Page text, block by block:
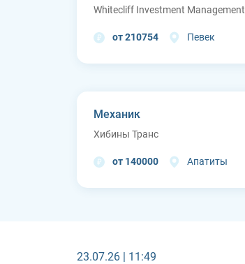
Whitecliff Investment Management
от 210754 Певек
Механик
Хибины Транс
от 140000 Апатиты
23.07.26 | 11:49